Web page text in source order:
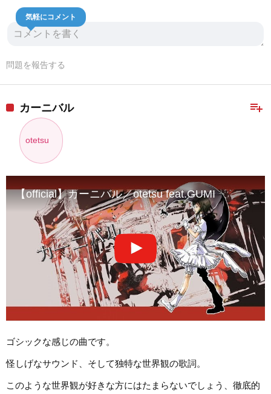
気軽にコメント
問題を報告する
playlist_add
カーニバル
otetsu
【official】カーニバル／otetsu feat.GUMI
ゴシックな感じの曲です。
怪しげなサウンド、そして独特な世界観の歌詞。
このような世界観が好きな方にはたまらないでしょう、徹底的